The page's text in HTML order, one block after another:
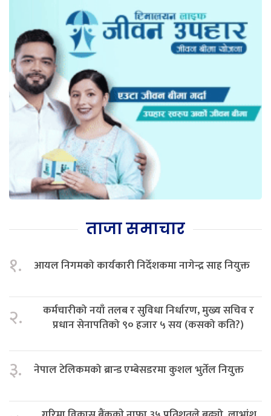
ताजा समाचार
१. आयल निगमको कार्यकारी निर्देशकमा नागेन्द्र साह नियुक्त
२.
कर्मचारीको नयाँ तलब र सुविधा निर्धारण, मुख्य सचिव र
प्रधान सेनापतिको ९० हजार ५ सय (कसको कति?)
३. नेपाल टेलिकमको ब्रान्ड एम्बेसडरमा कुशल भुर्तेल नियुक्त